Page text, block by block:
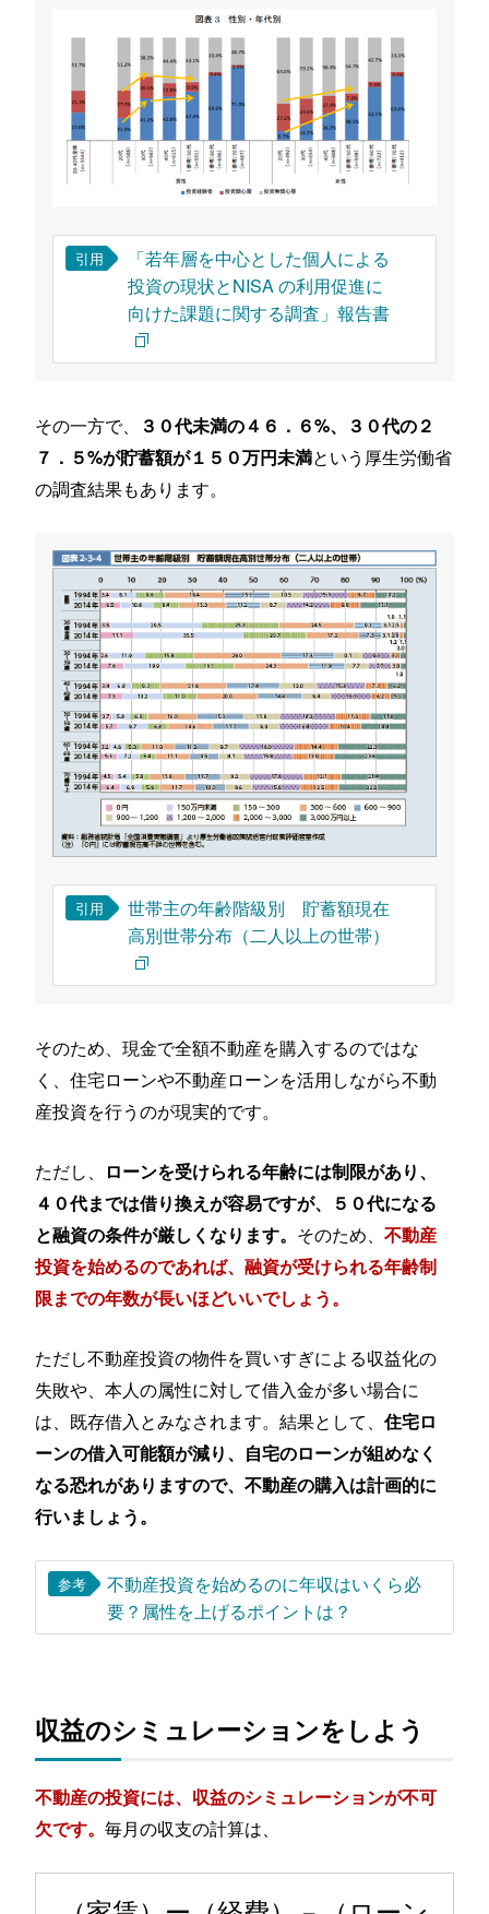
引用
「若年層を中心とした個人による
投資の現状とNISA の利用促進に
向けた課題に関する調査」報告書
その一方で、
３０代未満の４６．６%、３０代の２
７．５%が貯蓄額が１５０万円未満という厚生労働省
の調査結果もあります。
引用
世帯主の年齢階級別 貯蓄額現在
高別世帯分布（二人以上の世帯）
そのため、現金で全額不動産を購入するのではな
く、住宅ローンや不動産ローンを活用しながら不動
産投資を行うのが現実的です。
ただし、
ローンを受けられる年齢には制限があり、
４０代までは借り換えが容易ですが、５０代になる
と融資の条件が厳しくなります。 そのため、不動産
投資を始めるのであれば、融資が受けられる年齢制
限までの年数が長いほどいいでしょう。
ただし不動産投資の物件を買いすぎによる収益化の
失敗や、本人の属性に対して借入金が多い場合に
は、既存借入とみなされます。結果として、住宅ロ
ーンの借入可能額が減り、自宅のローンが組めなく
なる恐れがありますので、不動産の購入は計画的に
行いましょう。
参考
不動産投資を始めるのに年収はいくら必
要？属性を上げるポイントは？
収益のシミュレーションをしよう
不動産の投資には、収益のシミュレーションが不可
欠です。毎月の収支の計算は、